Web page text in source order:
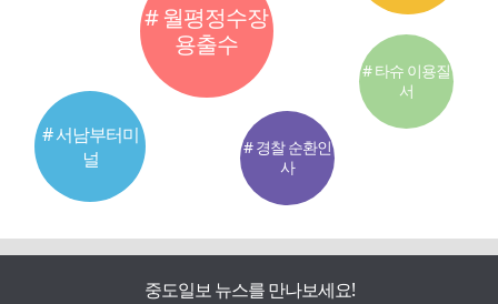
# 월평정수장
용출수
# 서남부터미
널
# 경찰 순환인
사
# 타슈 이용질
서
중도일보 뉴스를 만나보세요!